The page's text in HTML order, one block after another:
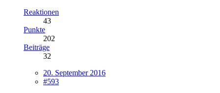
Reaktionen
43
Punkte
202
Beiträge
32
20. September 2016
#593